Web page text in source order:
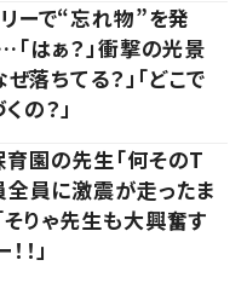
ーで“忘れ物”を発
はぁ？」衝撃の光景
ぜ落ちてる？」「どこで
の？」
園の先生「何そのT
全員に激震が走ったま
りゃ先生も大興奮す
！」